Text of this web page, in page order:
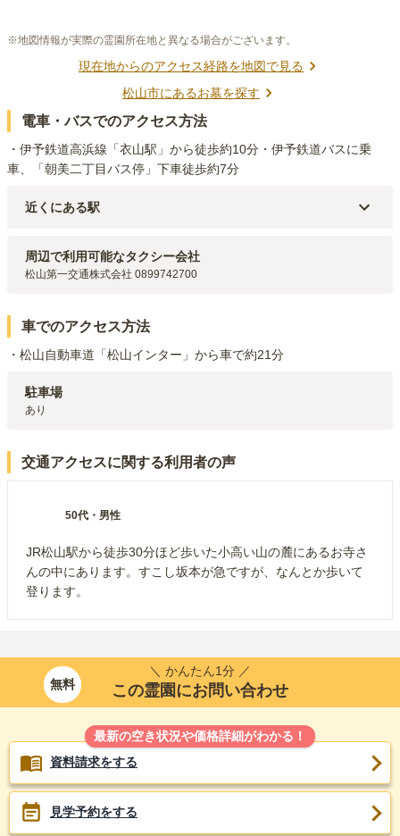
※地図情報が実際の霊園所在地と異なる場合がございます。
現在地からのアクセス経路を地図で見る
松山市にあるお墓を探す
電車・バスでのアクセス方法
・伊予鉄道高浜線「衣山駅」から徒歩約10分・伊予鉄道バスに乗
車、「朝美二丁目バス停」下車徒歩約7分
近くにある駅
伊予鉄道環状線・伊予鉄道環状線
宮田町
伊予鉄道高浜線・伊予鉄道環状線・伊予鉄道環状線
周辺で利用可能なタクシー会社
松山第一交通株式会社 0899742700
車でのアクセス方法
・松山自動車道「松山インター」から車で約21分
駐車場
あり
交通アクセスに関する利用者の声
50代 ・ 男性
JR松山駅から徒歩30分ほど歩いた小高い山の麓にあるお寺さ
んの中にあります。すこし坂本が急ですが、なんとか歩いて
登ります。
無料
＼ かんたん1分 ／
この霊園にお問い合わせ
最新の空き状況や価格詳細がわかる！
資料請求をする
見学予約をする